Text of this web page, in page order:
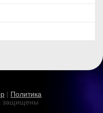
| Политика
защищены